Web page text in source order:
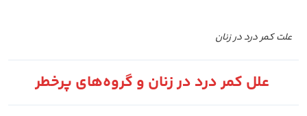
علت کمر درد در زنان
علل کمر درد در زنان و گروه‌های پرخطر